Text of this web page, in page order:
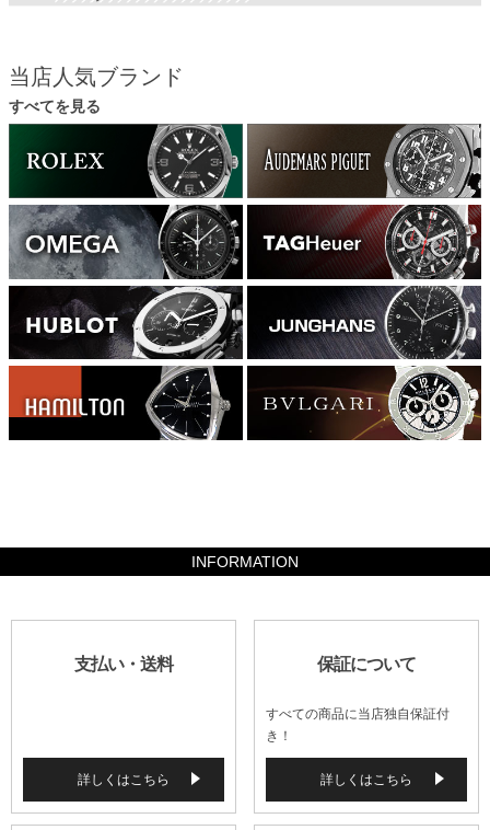
当店人気ブランド
すべてを見る
INFORMATION
支払い・送料
詳しくはこちら
保証について
すべての商品に当店独自保証付
き！
詳しくはこちら